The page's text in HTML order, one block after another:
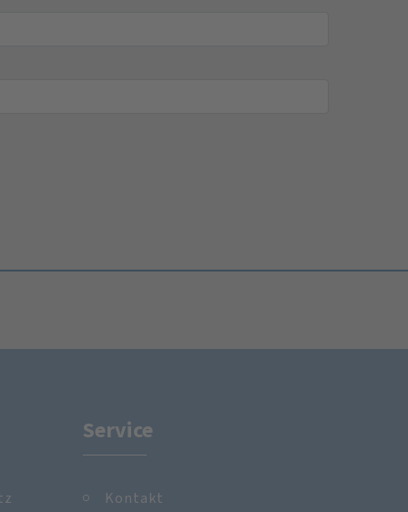
Service
Kontakt